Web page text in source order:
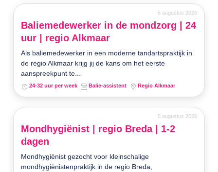
5 augustus 2026
Baliemedewerker in de mondzorg | 24
uur | regio Alkmaar
Als baliemedewerker in een moderne tandartspraktijk in
de regio Alkmaar krijg jij de kans om het eerste
aanspreekpunt te...
24-32 uur per week Balie-assistent Regio Alkmaar
5 augustus 2026
Mondhygiënist | regio Breda | 1-2
dagen
Mondhygiënist gezocht voor kleinschalige
mondhygiënistenpraktijk in de regio Breda,